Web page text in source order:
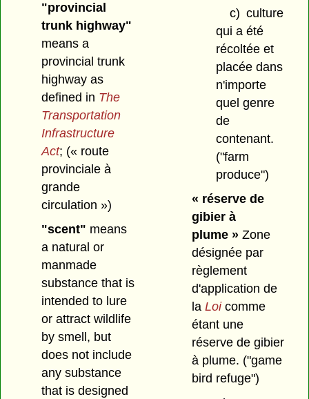
"provincial
trunk highway"
means a
provincial trunk
highway as
defined in The
Transportation
Infrastructure
Act; (« route
provinciale à
grande
circulation »)
"scent" means
a natural or
manmade
substance that is
intended to lure
or attract wildlife
by smell, but
does not include
any substance
that is designed
c) culture
qui a été
récoltée et
placée dans
n'importe
quel genre
de
contenant.
("farm
produce")
« réserve de
gibier à
plume »Zone
désignée par
règlement
d'application de
la Loicomme
étant une
réserve de gibier
à plume. ("game
bird refuge")